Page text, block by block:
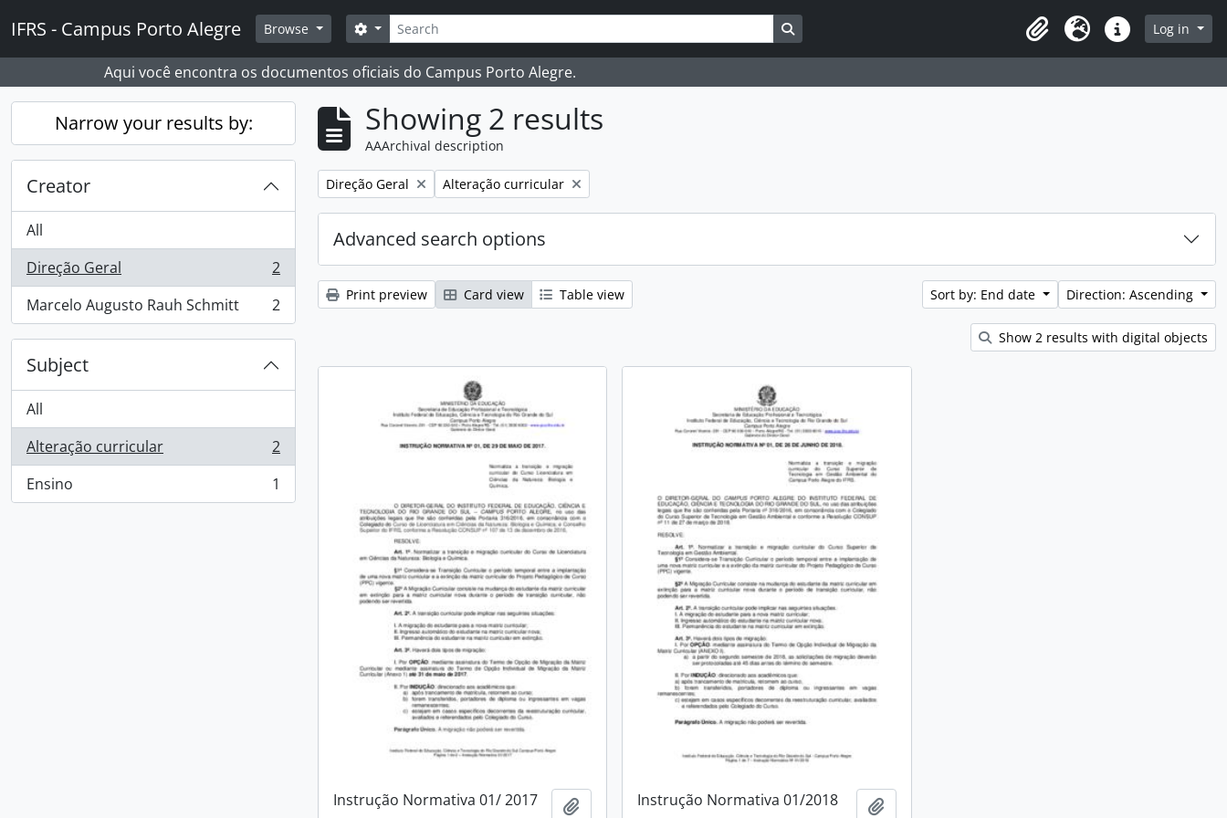
IFRS - Campus Porto Alegre Browse Search
Search options Search in browse page
ClipboardLanguageQuick linksLog in
Aqui você encontra os documentos oficiais do Campus Porto Alegre.
Narrow your results by:
Creator
All
Direção Geral
, 2 results
2
Marcelo Augusto Rauh Schmitt
, 2 results 2
Subject
All
Alteração curricular
, 2 results
2
Ensino
, 1 results 1
Showing 2 results
AAArchival description
Remove filter:
Direção Geral Remove filter:
Alteração curricular
Advanced search options
Print preview Card view Table view Sort by: End date Direction: Ascending
Show 2 results with digital objects
Instrução Normativa 01/ 2017 Add to clipboard
Instrução Normativa 01/2018 Add to clipboard